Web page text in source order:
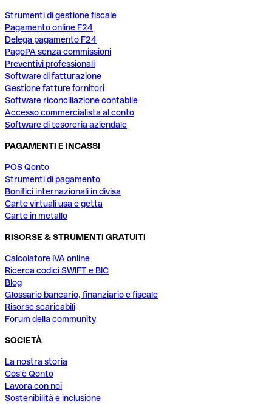
Strumenti di gestione fiscale
Pagamento online F24
Delega pagamento F24
PagoPA senza commissioni
Preventivi professionali
Software di fatturazione
Gestione fatture fornitori
Software riconciliazione contabile
Accesso commercialista al conto
Software di tesoreria aziendale
PAGAMENTI E INCASSI
POS Qonto
Strumenti di pagamento
Bonifici internazionali in divisa
Carte virtuali usa e getta
Carte in metallo
RISORSE & STRUMENTI GRATUITI
Calcolatore IVA online
Ricerca codici SWIFT e BIC
Blog
Glossario bancario, finanziario e fiscale
Risorse scaricabili
Forum della community
SOCIETÀ
La nostra storia
Cos'è Qonto
Lavora con noi
Sostenibilità e inclusione